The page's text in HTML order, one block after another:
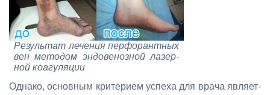
Ре­зуль­тат ле­че­ния пер­фо­рант­ных
вен ме­то­дом эн­до­ве­ноз­ной ла­зер­
ной ко­а­гу­ля­ции
Од­на­ко, ос­нов­ным кри­те­ри­ем успе­ха для вра­ча яв­ля­ет­